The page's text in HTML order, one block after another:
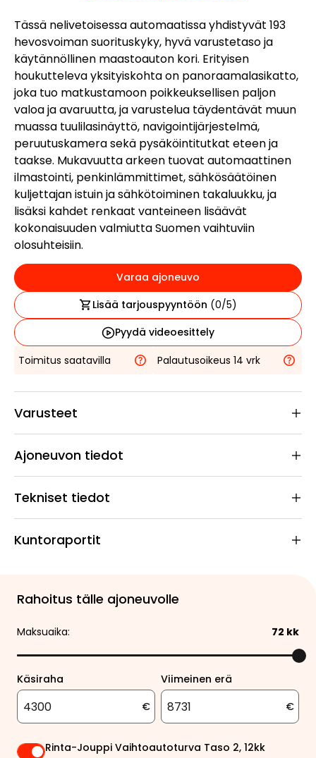
Tässä nelivetoisessa automaatissa yhdistyvät 193
hevosvoiman suorituskyky, hyvä varustetaso ja
käytännöllinen maastoauton kori. Erityisen
houkutteleva yksityiskohta on panoraamalasikatto,
joka tuo matkustamoon poikkeuksellisen paljon
valoa ja avaruutta, ja varustelua täydentävät muun
muassa tuulilasinäyttö, navigointijärjestelmä,
peruutuskamera sekä pysäköintitutkat eteen ja
taakse. Mukavuutta arkeen tuovat automaattinen
ilmastointi, penkinlämmittimet, sähkösäätöinen
kuljettajan istuin ja sähkötoiminen takaluukku, ja
lisäksi kahdet renkaat vanteineen lisäävät
kokonaisuuden valmiutta Suomen vaihtuviin
olosuhteisiin.
Varaa ajoneuvo
Lisää tarjouspyyntöön (0/5)
Pyydä videoesittely
Toimitus saatavilla
Palautusoikeus 14 vrk
Varusteet
Ajoneuvon tiedot
Tekniset tiedot
Kuntoraportit
Rahoitus tälle ajoneuvolle
Maksuaika: 72 kk
Käsiraha
€
Viimeinen erä
€
Rinta-Jouppi Vaihtoautoturva Taso 2, 12kk